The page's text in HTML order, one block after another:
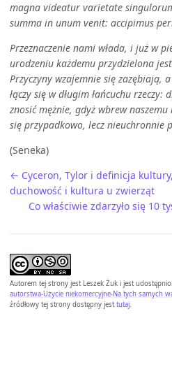
magna videatur varietate
summa in unum venit: accipimus
Przeznaczenie nami włada, i już w
urodzeniu każdemu przydzielona
Przyczyny wzajemnie się zazębiają,
łączy się w długim łańcuchu rzeczy:
znosić mężnie, gdyż wbrew
się przypadkowo, lecz nieuchronnie
(Seneka)
← Cyceron, Tylor i definicja
duchowość i kultura u zwierząt
Co właściwie zdarzyło się 10
Autorem tej strony jest Leszek Żuk i jest
autorstwa-Użycie niekomercyjne-Na tych samych
źródłowy tej strony dostępny jesttutaj.